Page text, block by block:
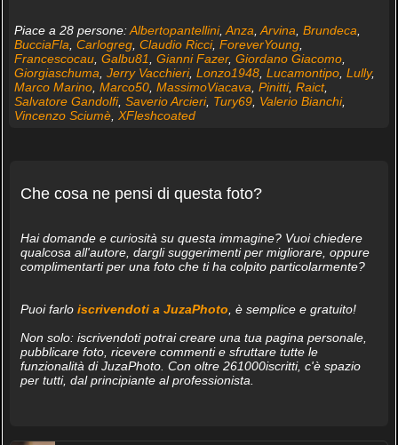
Piace a 28 persone:Albertopantellini, Anza Arvina Brundeca
BucciaFla Carlogreg, Claudio Ricci, ForeverYoung,
Francescocau, Galbu81 Gianni Fazer, Giordano Giacomo,
Giorgiaschuma Jerry Vacchieri, Lonzo1948, Lucamontipo, Lully,
Marco Marino, Marco50, MassimoViacava Pinitti, Raict,
Salvatore Gandolfi, Saverio Arcieri, Tury69, Valerio Bianchi,
Vincenzo Sciumè, XFleshcoated
Che cosa ne pensi di questa foto?
Hai domande e curiosità su questa immagine? Vuoi chiedere
qualcosa all'autore, dargli suggerimenti per migliorare, oppure
complimentarti per una foto che ti ha colpito particolarmente?
Puoi farlo iscrivendoti a JuzaPhoto , è semplice e gratuito!
Non solo: iscrivendoti potrai creare una tua pagina personale,
pubblicare foto, ricevere commenti e sfruttare tutte le
funzionalità di JuzaPhoto. Con oltre 261000iscritti, c'è spazio
per tutti, dal principiante al professionista.